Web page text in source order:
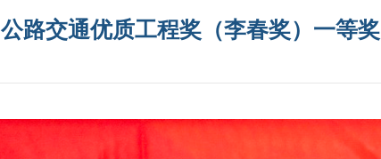
公路交通优质工程奖（李春奖）一等奖